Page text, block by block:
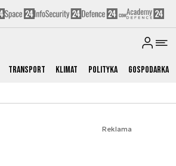
Transport Klimat Polityka Gospodarka
Reklama